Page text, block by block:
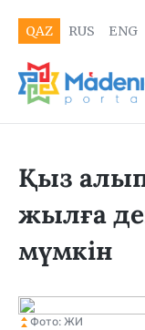
QAZ RUS ENG
Қыз
жылға
мүмкін
Фото: ЖИ